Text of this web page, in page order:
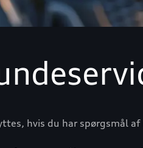
hvis du har spørgsmål